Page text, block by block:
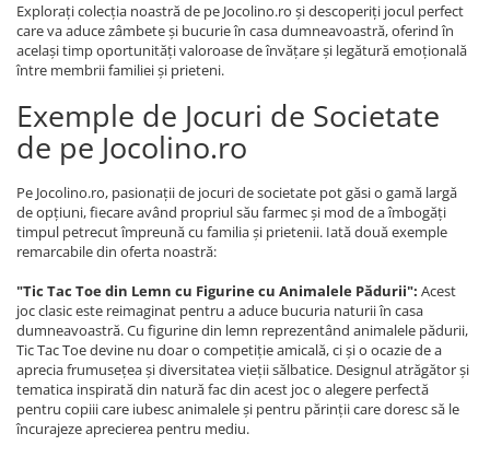
Explorați colecția noastră de pe Jocolino.ro și descoperiți jocul perfect
care va aduce zâmbete și bucurie în casa dumneavoastră, oferind în
același timp oportunități valoroase de învățare și legătură emoțională
între membrii familiei și prieteni.
Exemple de Jocuri de Societate
de pe Jocolino.ro
Pe Jocolino.ro, pasionații de jocuri de societate pot găsi o gamă largă
de opțiuni, fiecare având propriul său farmec și mod de a îmbogăți
timpul petrecut împreună cu familia și prietenii. Iată două exemple
remarcabile din oferta noastră:
"Tic Tac Toe din Lemn cu Figurine cu Animalele Pădurii": Acest
joc clasic este reimaginat pentru a aduce bucuria naturii în casa
dumneavoastră. Cu figurine din lemn reprezentând animalele pădurii,
Tic Tac Toe devine nu doar o competiție amicală, ci și o ocazie de a
aprecia frumusețea și diversitatea vieții sălbatice. Designul atrăgător și
tematica inspirată din natură fac din acest joc o alegere perfectă
pentru copiii care iubesc animalele și pentru părinții care doresc să le
încurajeze aprecierea pentru mediu.